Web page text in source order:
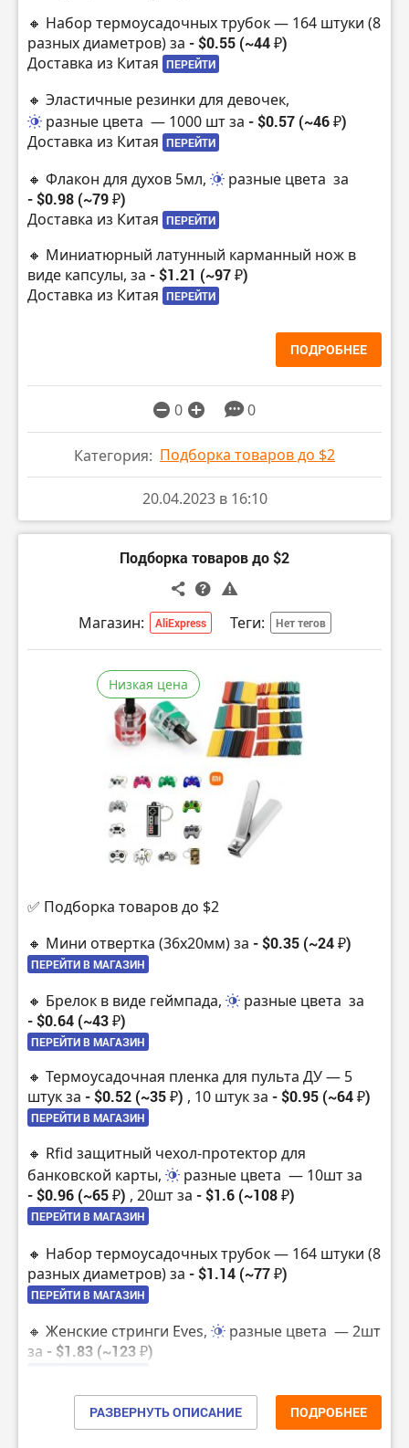
🔸 Набор термоусадочных трубок — 164 штуки (8
разных диаметров) за - $0.55 (~44 ₽)
Доставка из Китая ПЕРЕЙТИ
🔸 Эластичные резинки для девочек,
разные цвета — 1000 шт за - $0.57 (~46 ₽)
Доставка из Китая ПЕРЕЙТИ
🔸 Флакон для духов 5мл, разные цвета за
- $0.98 (~79 ₽)
Доставка из Китая ПЕРЕЙТИ
🔸 Миниатюрный латунный карманный нож в
виде капсулы, за - $1.21 (~97 ₽)
Доставка из Китая ПЕРЕЙТИ
ПОДРОБНЕЕ
0 0
Категория: Подборка товаров до $2
20.04.2023 в 16:10
Подборка товаров до $2
Магазин: AliExpress Теги: Нет тегов
Низкая цена
✅ Подборка товаров до $2
🔸 Мини отвертка (36х20мм) за - $0.35 (~24 ₽)
ПЕРЕЙТИ В МАГАЗИН
🔸 Брелок в виде геймпада, разные цвета за
- $0.64 (~43 ₽)
ПЕРЕЙТИ В МАГАЗИН
🔸 Термоусадочная пленка для пульта ДУ — 5
штук за - $0.52 (~35 ₽) , 10 штук за - $0.95 (~64 ₽)
ПЕРЕЙТИ В МАГАЗИН
🔸 Rfid защитный чехол-протектор для
банковской карты,
разные цвета — 10шт за
- $0.96 (~65 ₽) , 20шт за - $1.6 (~108 ₽)
ПЕРЕЙТИ В МАГАЗИН
🔸 Набор термоусадочных трубок — 164 штуки (8
разных диаметров) за - $1.14 (~77 ₽)
ПЕРЕЙТИ В МАГАЗИН
🔸 Женские стринги Eves, разные цвета — 2шт
за - $1.83 (~123 ₽)
🔸 Кусачки для ногтей Xiaomi Mijia за
- $1.89 (~127 ₽)
РАЗВЕРНУТЬ ОПИСАНИЕ ПОДРОБНЕЕ